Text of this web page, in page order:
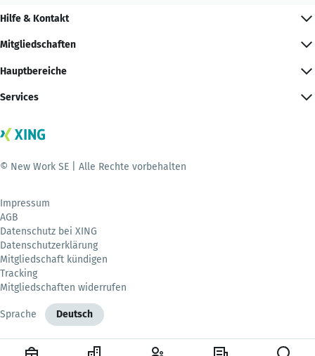
Hilfe & Kontakt
Mitgliedschaften
Hauptbereiche
Services
© New Work SE | Alle Rechte vorbehalten
Impressum
AGB
Datenschutz bei XING
Datenschutzerklärung
Mitgliedschaft kündigen
Tracking
Mitgliedschaften widerrufen
Sprache Deutsch